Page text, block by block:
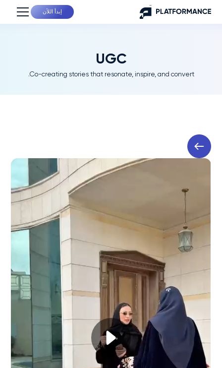
إبدأ اللآن
UGC
Co-creating stories that resonate, inspire, and convert.